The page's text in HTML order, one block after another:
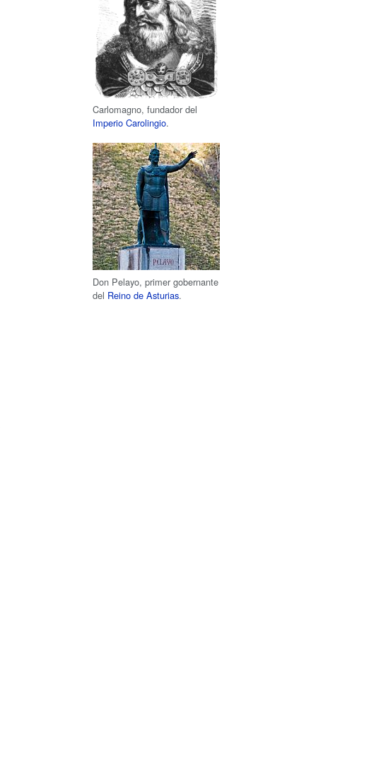
Carlomagno, fundador del
Imperio Carolingio.
Don Pelayo, primer gobernante
del Reino de Asturias.